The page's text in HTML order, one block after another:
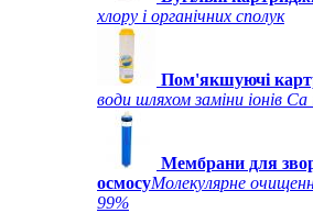
хлору і органічних сполук
Пом'якшуючі
води шляхом заміни іонів
Мембрани для
осмосуМолекулярне
99%